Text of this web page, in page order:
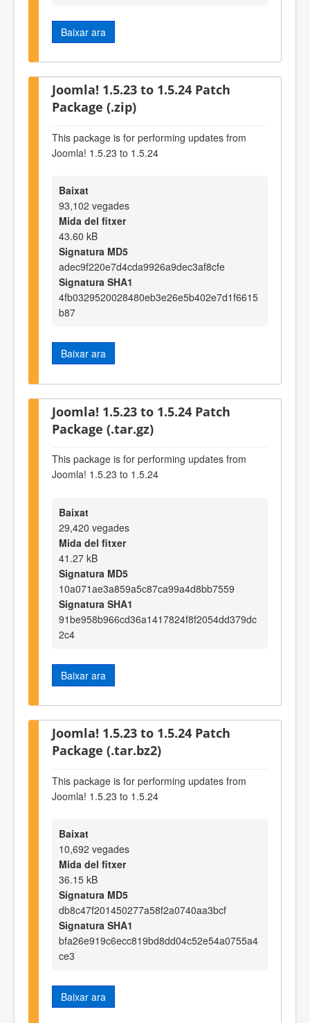
Baixar ara
Joomla! 1.5.23 to 1.5.24 Patch
Package (.zip)
This package is for performing updates from
Joomla! 1.5.23 to 1.5.24
Baixat
93,102 vegades
Mida del fitxer
43.60 kB
Signatura MD5
adec9f220e7d4cda9926a9dec3af8cfe
Signatura SHA1
4fb0329520028480eb3e26e5b402e7d1f6615
b87
Baixar ara
Joomla! 1.5.23 to 1.5.24 Patch
Package (.tar.gz)
This package is for performing updates from
Joomla! 1.5.23 to 1.5.24
Baixat
29,420 vegades
Mida del fitxer
41.27 kB
Signatura MD5
10a071ae3a859a5c87ca99a4d8bb7559
Signatura SHA1
91be958b966cd36a1417824f8f2054dd379dc
2c4
Baixar ara
Joomla! 1.5.23 to 1.5.24 Patch
Package (.tar.bz2)
This package is for performing updates from
Joomla! 1.5.23 to 1.5.24
Baixat
10,692 vegades
Mida del fitxer
36.15 kB
Signatura MD5
db8c47f201450277a58f2a0740aa3bcf
Signatura SHA1
bfa26e919c6ecc819bd8dd04c52e54a0755a4
ce3
Baixar ara